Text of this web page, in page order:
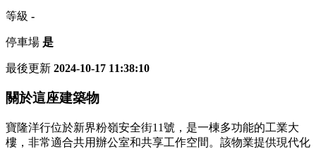
等級 -
停車場 是
最後更新 2024-10-17 11:38:10
關於這座建築物
寶隆洋行位於新界粉嶺安全街11號，是一棟多功能的工業大
樓，非常適合共用辦公室和共享工作空間。該物業提供現代化